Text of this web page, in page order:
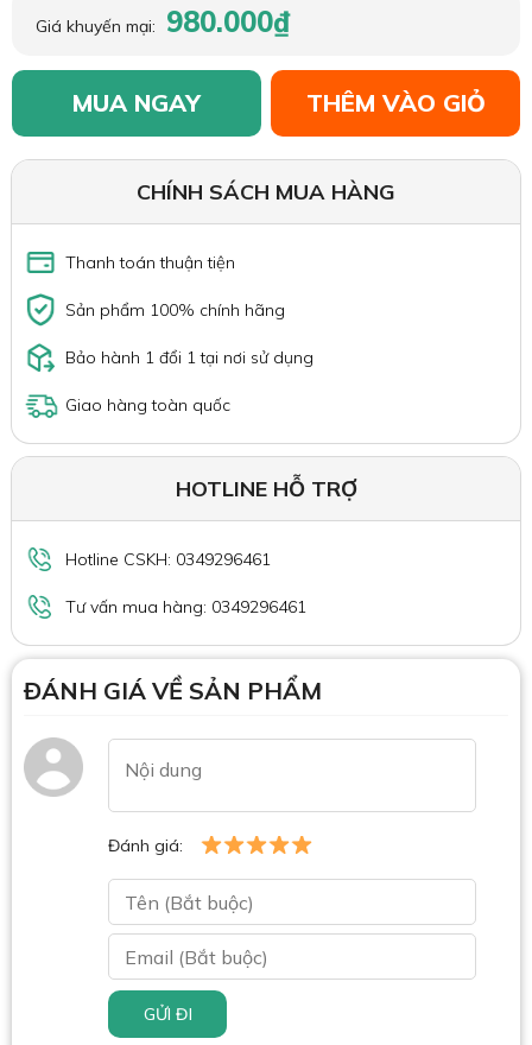
Giá khuyến mại: 980.000₫
MUA NGAY THÊM VÀO GIỎ
CHÍNH SÁCH MUA HÀNG
Thanh toán thuận tiện
Sản phẩm 100% chính hãng
Bảo hành 1 đổi 1 tại nơi sử dụng
Giao hàng toàn quốc
HOTLINE HỖ TRỢ
Hotline CSKH: 0349296461
Tư vấn mua hàng: 0349296461
ĐÁNH GIÁ VỀ SẢN PHẨM
Đánh giá:
GỬI ĐI